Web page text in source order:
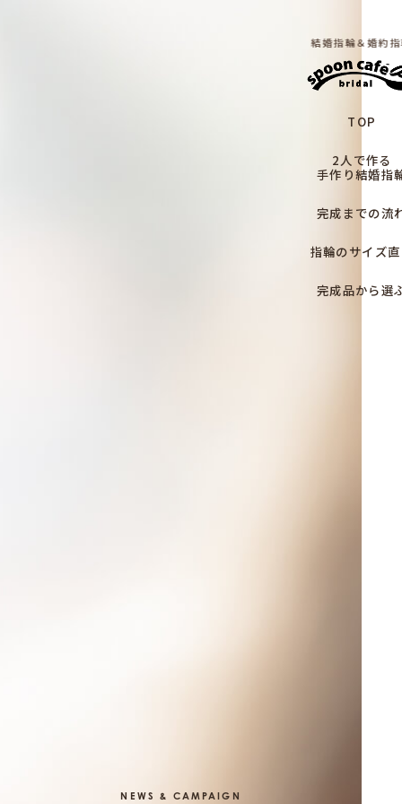
結婚指輪＆婚約
TOP
2人で作る
手作り結婚指
完成までの流
指輪のサイズ
完成品から選
NEWS & CAMPAIGN